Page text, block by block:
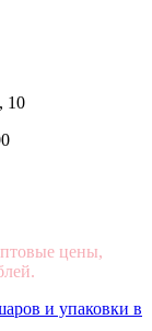
10
цены,